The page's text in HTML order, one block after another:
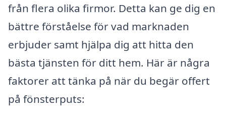
från flera olika firmor. Detta kan ge dig en
bättre förståelse för vad marknaden
erbjuder samt hjälpa dig att hitta den
bästa tjänsten för ditt hem. Här är några
faktorer att tänka på när du begär offert
på fönsterputs: